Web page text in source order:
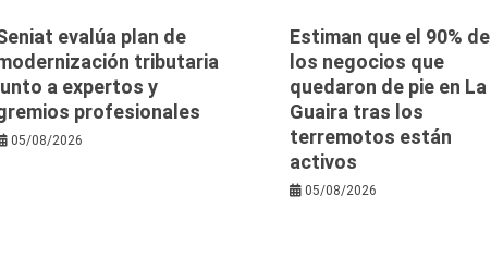
evalúa plan de
tributaria
a expertos y
profesionales
05/08/2026
Estiman que el 90% de
los negocios que
quedaron de pie en La
Guaira tras los
terremotos están
activos
05/08/2026